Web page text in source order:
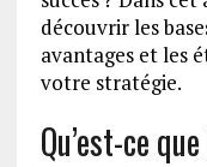
découvrir les
avantages et les
votre stratégie.
Qu’est-ce